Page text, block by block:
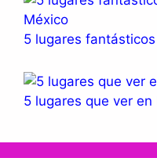
5 lugares
5 lugares que ver